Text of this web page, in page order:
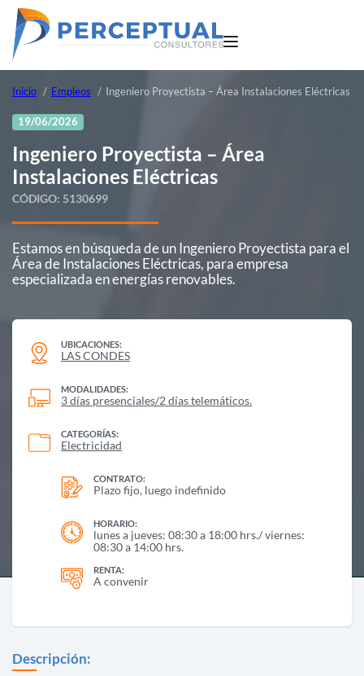
Inicio Empleos Ingeniero Proyectista – Área Instalaciones Eléctricas
19/06/2026
Ingeniero Proyectista – Área
Instalaciones Eléctricas
CÓDIGO: 5130699
Estamos en búsqueda de un Ingeniero Proyectista para el
Área de Instalaciones Eléctricas, para empresa
especializada en energías renovables.
UBICACIONES:
LAS CONDES
MODALIDADES:
3 días presenciales/2 días telemáticos.
CATEGORÍAS:
Electricidad
CONTRATO:
Plazo fijo, luego indefinido
HORARIO:
lunes a jueves: 08:30 a 18:00 hrs./ viernes:
08:30 a 14:00 hrs.
RENTA:
A convenir
Descripción: